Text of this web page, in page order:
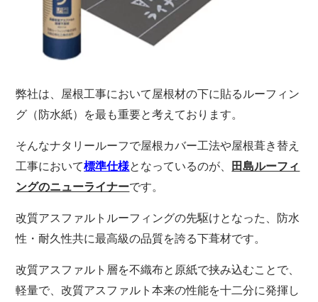
弊社は、屋根工事において屋根材の下に貼るルーフィン
グ（防水紙）を最も重要と考えております。
そんなナタリールーフで屋根カバー工法や屋根葺き替え
工事において標準仕様となっているのが、
田島ルーフィ
ングのニューライナーです。
改質アスファルトルーフィングの先駆けとなった、防水
性・耐久性共に最高級の品質を誇る下葺材です。
改質アスファルト層を不織布と原紙で挟み込むことで、
軽量で、改質アスファルト本来の性能を十二分に発揮し